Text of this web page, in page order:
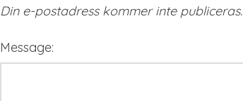
Din e-postadress kommer inte publiceras.
Message: